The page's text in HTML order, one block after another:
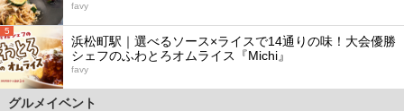
favy
5
浜松町駅｜選べるソース×ライスで14通りの味！大会優勝
シェフのふわとろオムライス『Michi』
favy
グルメイベント